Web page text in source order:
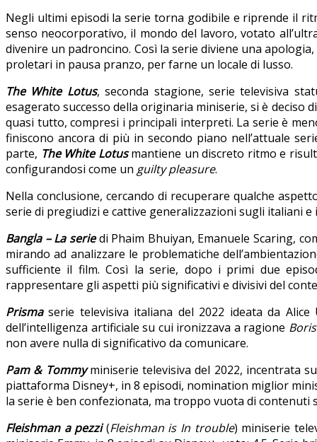
Negli ultimi episodi la serie torna godibile e riprende il
senso neocorporativo, il mondo del lavoro, votato
divenire un padroncino. Così la serie diviene una
proletari in pausa pranzo, per farne un locale di lusso.
The White Lotus, seconda stagione, serie televisiva
esagerato successo della originaria miniserie, si è
quasi tutto, compresi i principali interpreti. La serie è
finiscono ancora di più in secondo piano nell’attuale
parte, The White Lotusmantiene un discreto ritmo e
configurandosi come un guilty pleasure.
Nella conclusione, cercando di recuperare qualche
serie di pregiudizi e cattive generalizzazioni sugli italiani e
Bangla – La seriedi Phaim Bhuiyan, Emanuele Scaring,
mirando ad analizzare le problematiche
sufficiente il film. Così la serie, dopo i primi due
rappresentare gli aspetti più significativi e divisivi del
Prismaserie televisiva italiana del 2022 ideata da
dell’intelligenza artificiale su cui ironizzava a ragione Boris
non avere nulla di significativo da comunicare.
Pam & Tommyminiserie televisiva del 2022, incentrata
piattaforma Disney+, in 8 episodi, nomination miglior
la serie è ben confezionata, ma troppo vuota di contenuti
Fleishman a pezzi(Fleishman is In trouble) miniserie